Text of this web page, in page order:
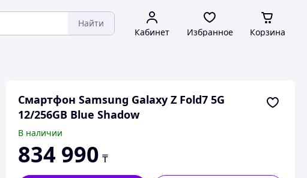
Найти
Кабинет Избранное Корзина
Смартфон Samsung Galaxy Z Fold7 5G
12/256GB Blue Shadow
В наличии
834 990 ₸